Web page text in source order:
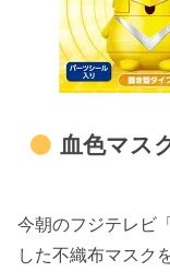
血色マス
今朝のフジテレビ
した不織布マスク